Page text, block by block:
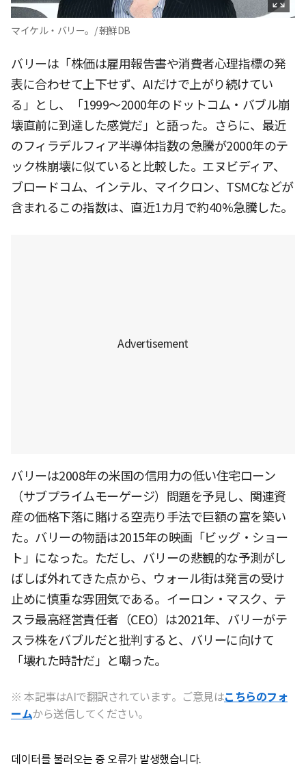
マイケル・バリー。/ 朝鮮DB
バリーは「株価は雇用報告書や消費者心理指標の発
表に合わせて上下せず、AIだけで上がり続けてい
る」とし、「1999〜2000年のドットコム・バブル崩
壊直前に到達した感覚だ」と語った。さらに、最近
のフィラデルフィア半導体指数の急騰が2000年のテ
ック株崩壊に似ていると比較した。エヌビディア、
ブロードコム、インテル、マイクロン、TSMCなどが
含まれるこの指数は、直近1カ月で約40%急騰した。
バリーは2008年の米国の信用力の低い住宅ローン
（サブプライムモーゲージ）問題を予見し、関連資
産の価格下落に賭ける空売り手法で巨額の富を築い
た。バリーの物語は2015年の映画「ビッグ・ショー
ト」になった。ただし、バリーの悲観的な予測がし
ばしば外れてきた点から、ウォール街は発言の受け
止めに慎重な雰囲気である。イーロン・マスク、テ
スラ最高経営責任者（CEO）は2021年、バリーがテ
スラ株をバブルだと批判すると、バリーに向けて
「壊れた時計だ」と嘲った。
※ 本記事はAIで翻訳されています。ご意見はこちらのフォ
ームから送信してください。
데이터를 불러오는 중 오류가 발생했습니다.